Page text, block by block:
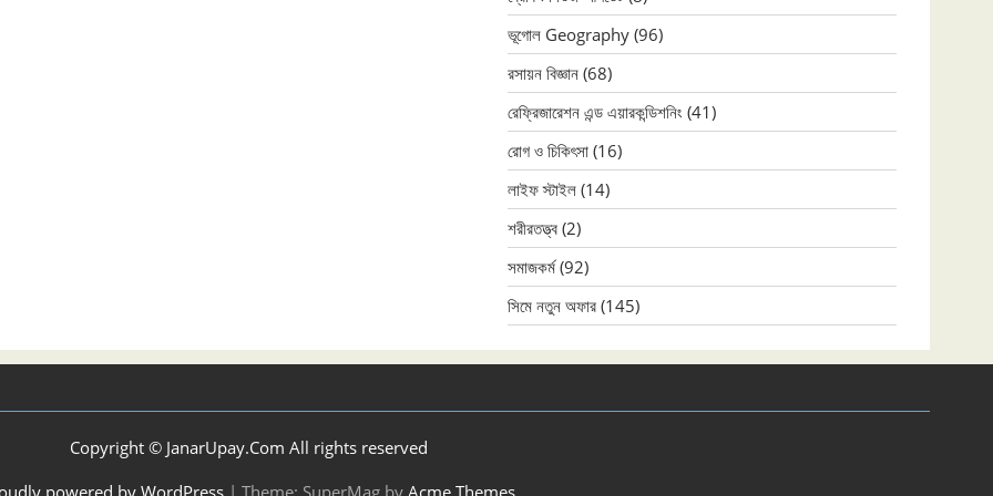
ভূগোল Geography (96)
রসায়ন বিজ্ঞান (68)
রেফ্রিজারেশন এন্ড এয়ারকন্ডিশনিং (41)
রোগ ও চিকিৎসা (16)
লাইফ স্টাইল (14)
শরীরতত্ত্ব (2)
সমাজকর্ম(92)
সিমে নতুন ‍অফার (145)
Copyright © JanarUpay.Com All rights reserved
powered by WordPress | Theme: SuperMag by Acme Themes